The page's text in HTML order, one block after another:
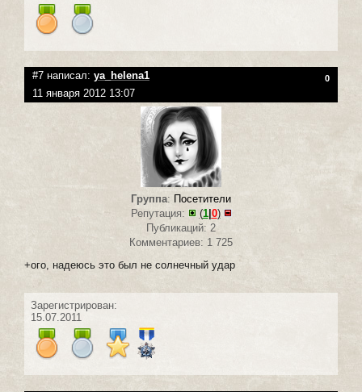
#7 написал: ya_helena1 0
11 января 2012 13:07
Группа: Посетители
Репутация:
(1|0)
Публикаций: 2
Комментариев: 1 725
+ого, надеюсь это был не солнечный удар
Зарегистрирован:
15.07.2011